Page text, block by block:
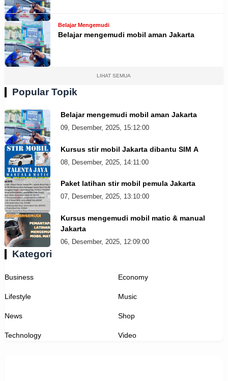
Belajar Mengemudi
Belajar mengemudi mobil aman Jakarta
LIHAT SEMUA
Popular Topik
Belajar mengemudi mobil aman Jakarta
09, Desember, 2025, 15:12:00
Kursus stir mobil Jakarta dibantu SIM A
08, Desember, 2025, 14:11:00
Paket latihan stir mobil pemula Jakarta
07, Desember, 2025, 13:10:00
Kursus mengemudi mobil matic & manual
Jakarta
06, Desember, 2025, 12:09:00
Kategori
Business Economy
Lifestyle Music
News Shop
Technology Video